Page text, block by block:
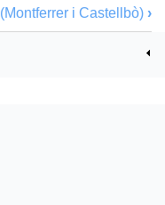
(Montferrer i Castellbò) ›